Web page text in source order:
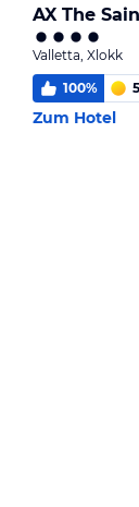
AX The
Valletta, Xlokk
100%
Zum Hotel